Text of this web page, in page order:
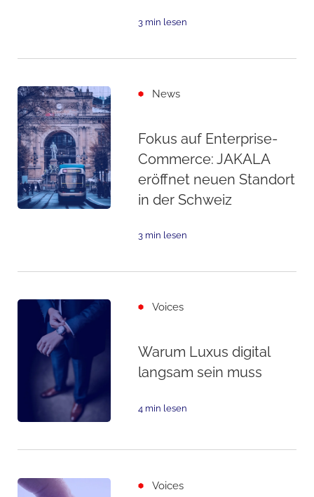
3 min lesen
News
Fokus auf Enterprise-
Commerce: JAKALA
eröffnet neuen Standort
in der Schweiz
3 min lesen
Voices
Warum Luxus digital
langsam sein muss
4 min lesen
Voices